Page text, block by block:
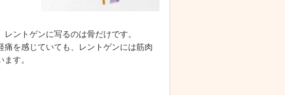
ントゲンに写るのは骨だけです。
を感じていても、レントゲンには筋肉
す。